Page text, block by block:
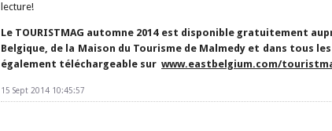
lecture!
Le TOURISTMAG automne 2014 est disponible gratuitement
Belgique, de la Maison du Tourisme de Malmedy et dans tous
également téléchargeable sur www.eastbelgium.com/
15 Sept 2014 10:45:57